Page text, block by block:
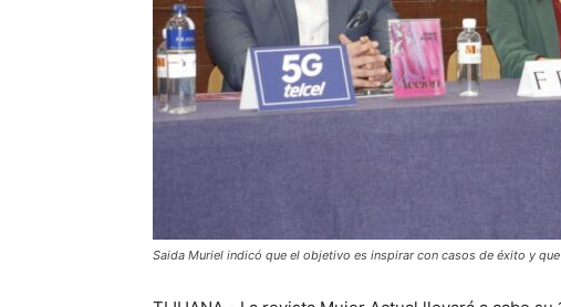
Saida Muriel indicó que el objetivo es inspirar con casos de éxito y